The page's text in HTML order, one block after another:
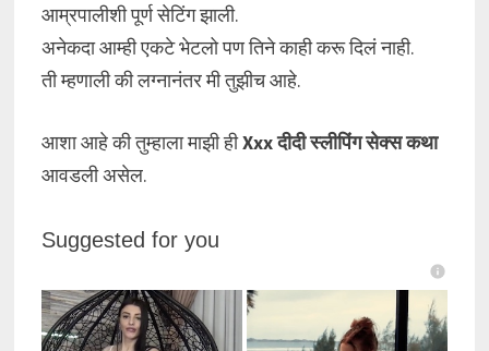
आम्रपालीशी पूर्ण सेटिंग झाली.
अनेकदा आम्ही एकटे भेटलो पण तिने काही करू दिलं नाही.
ती म्हणाली की लग्नानंतर मी तुझीच आहे.
आशा आहे की तुम्हाला माझी हीXxx दीदी स्लीपिंग सेक्स कथा
आवडली असेल.
Suggested for you